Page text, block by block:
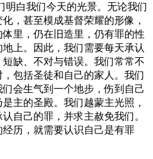
明白我们今天的光景。无论我们
，甚至模成基督荣耀的形像，
里，仍在旧造里，仍有罪的性
上。因此，我们需要每天承认
缺、不对与错误。我们常常不
包括圣徒和自己的家人。我们
会生气到一个地步，伤到自己
主的圣殿。我们越蒙主光照，
自己的罪，并求主赦免我们。
历，就需要认识自己是有罪